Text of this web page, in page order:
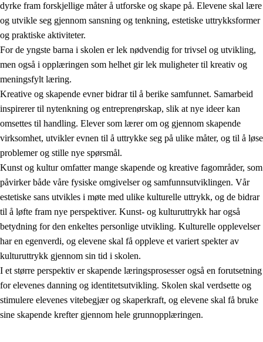
1.2 Identitet og kulturelt mangfold
1.3 Kritisk tenkning og etisk bevissthet
1.4 Skaperglede, engasjement og utforskertrang
1.5 Respekt for naturen og miljøbevissthet
1.6 Demokrati og medvirkning
dyrke fram forskjellige måter å utforske og skape på. Elevene skal lære
og utvikle seg gjennom sansning og tenkning, estetiske uttrykksformer
og praktiske aktiviteter.
For de yngste barna i skolen er lek nødvendig for trivsel og utvikling,
men også i opplæringen som helhet gir lek muligheter til kreativ og
meningsfylt læring.
Kreative og skapende evner bidrar til å berike samfunnet. Samarbeid
inspirerer til nytenkning og entreprenørskap, slik at nye ideer kan
omsettes til handling. Elever som lærer om og gjennom skapende
virksomhet, utvikler evnen til å uttrykke seg på ulike måter, og til å løse
problemer og stille nye spørsmål.
Kunst og kultur omfatter mange skapende og kreative fagområder, som
påvirker både våre fysiske omgivelser og samfunnsutviklingen. Vår
estetiske sans utvikles i møte med ulike kulturelle uttrykk, og de bidrar
til å løfte fram nye perspektiver. Kunst- og kulturuttrykk har også
betydning for den enkeltes personlige utvikling. Kulturelle opplevelser
har en egenverdi, og elevene skal få oppleve et variert spekter av
kulturuttrykk gjennom sin tid i skolen.
I et større perspektiv er skapende læringsprosesser også en forutsetning
for elevenes danning og identitetsutvikling. Skolen skal verdsette og
stimulere elevenes vitebegjær og skaperkraft, og elevene skal få bruke
sine skapende krefter gjennom hele grunnopplæringen.